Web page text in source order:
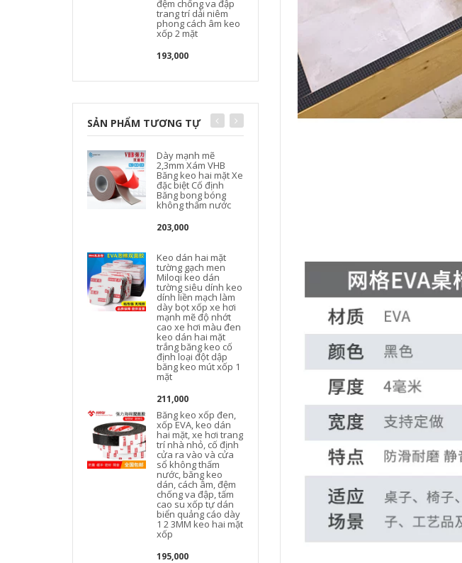
đệm chống va đập
trang trí dải niêm
phong cách âm keo
xốp 2 mặt
193,000
SẢN PHẨM TƯƠNG TỰ
Dày mạnh mẽ
2,3mm Xám VHB
Băng keo hai mặt Xe
đặc biệt Cố định
Băng bong bóng
không thấm nước
203,000
Keo dán hai mặt
tường gạch men
Miloqi keo dán
tường siêu dính keo
dính liền mạch làm
dày bọt xốp xe hơi
mạnh mẽ độ nhớt
cao xe hơi màu đen
keo dán hai mặt
trắng băng keo cố
định loại đột dập
băng keo mút xốp 1
mặt
211,000
Băng keo xốp đen,
xốp EVA, keo dán
hai mặt, xe hơi trang
trí nhà nhỏ, cố định
cửa ra vào và cửa
sổ không thấm
nước, băng keo
dán, cách âm, đệm
chống va đập, tấm
cao su xốp tự dán
biển quảng cáo dày
1 2 3MM keo hai mặt
xốp
195,000
Miloqi bọt mạnh keo
hai mặt băng keo
siêu dính bán buôn
3MM dày dán cố
định tường vật tư
văn phòng liền
xốp EVA trắng siêu
mỏng không thấm
nước keo dán hai
mặt có độ nhớt cao
băng dính xốp 1 mặt
228,000
Miloqi bọt đen liền
mạch dải keo hai
mặt dán chặt khung
ảnh bọt biển có độ
nhớt cao cố định
tường dày dán
tường xe hơi đặc
biệt siêu mạnh
không đánh dấu
hấp thụ sốc cơ học